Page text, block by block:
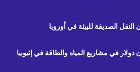
الصديقة للبيئة في أوروبا